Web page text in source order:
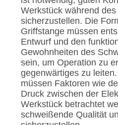
Werkstück während
sicherzustellen. Die
Griffstange müssen
Entwurf und den
Gewohnheiten des
sein, um Operation zu
gegenwärtiges zu
müssen Faktoren wie
Druck zwischen der
Werkstück betrachtet
schweißende Qualität